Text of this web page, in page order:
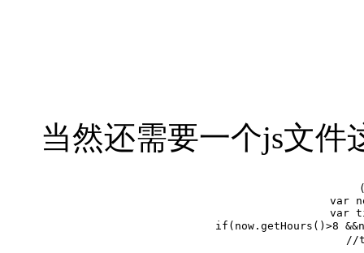
当然还需要一个js文件
var
var
if(now.getHours()>8
//